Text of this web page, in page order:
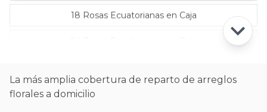
18 Rosas Ecuatorianas en Caja
La más amplia cobertura de reparto de arreglos
florales a domicilio